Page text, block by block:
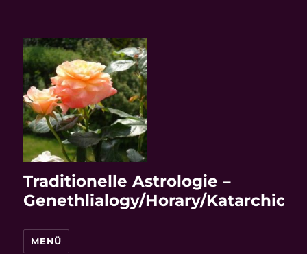
Traditionelle Astrologie –
Genethlialogy/Horary/Katarchic/
MENÜ